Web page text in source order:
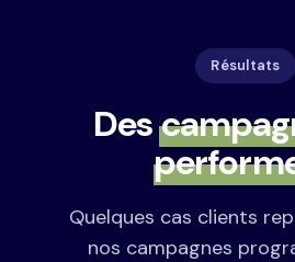
Résultats
Des
Quelques cas clients
nos campagnes